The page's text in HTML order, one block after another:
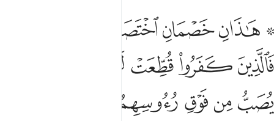
۞ هاذان خصمان اختصموا في ربهم فالذين كفروا قطعت لهم ثياب
۞ هَـٰذَانِ خَصْمَانِ ٱخْتَصَمُوا۟ فِى رَبِّهِمْ ۖ فَٱلَّذِينَ كَفَرُوا۟
ﲏ ﲐﲑﲒ
ﲖﲗﲘﲙ
ﲝﲞﲟﲠ